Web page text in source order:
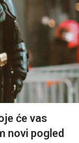
će vas
novi pogled